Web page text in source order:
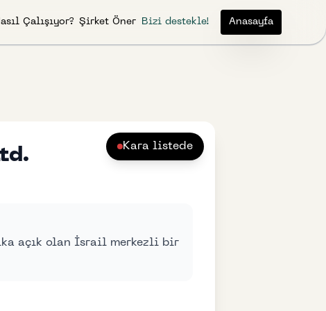
Çalışıyor? Şirket Öner Bizi destekle! Anasayfa
Kara listede
açık olan İsrail merkezli bir